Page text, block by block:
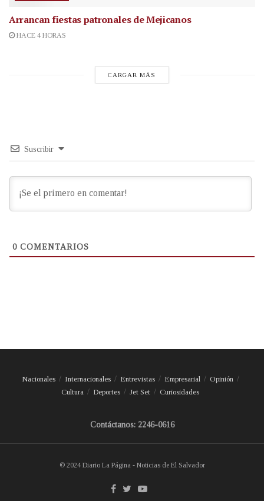
Arrancan fiestas patronales de Mejicanos
HACE 4 HORAS
CARGAR MÁS
Suscribir
0 COMENTARIOS
Nacionales Internacionales Entrevistas Empresarial
Opinión
Cultura
Deportes Jet Set Curiosidades
Contáctanos: 2246-0616
© 2024 Diario La Página - Noticias de El Salvador